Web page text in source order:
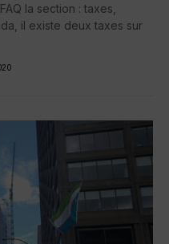
la section : taxes,
il existe deux taxes sur